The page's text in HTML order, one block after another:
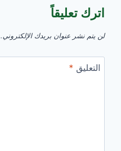
اترك تعليقاً
لن يتم نشر عنوان بريدك الإلكتروني.
التعليق *